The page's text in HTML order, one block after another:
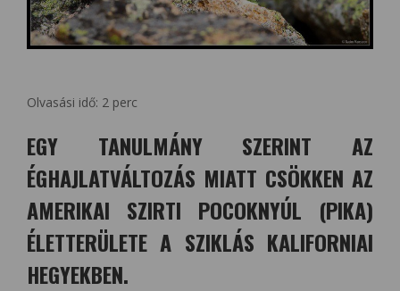
Olvasási idő: 2 perc
EGY TANULMÁNY SZERINT AZ
ÉGHAJLATVÁLTOZÁS MIATT CSÖKKEN AZ
AMERIKAI SZIRTI POCOKNYÚL (PIKA)
ÉLETTERÜLETE A SZIKLÁS KALIFORNIAI
HEGYEKBEN.